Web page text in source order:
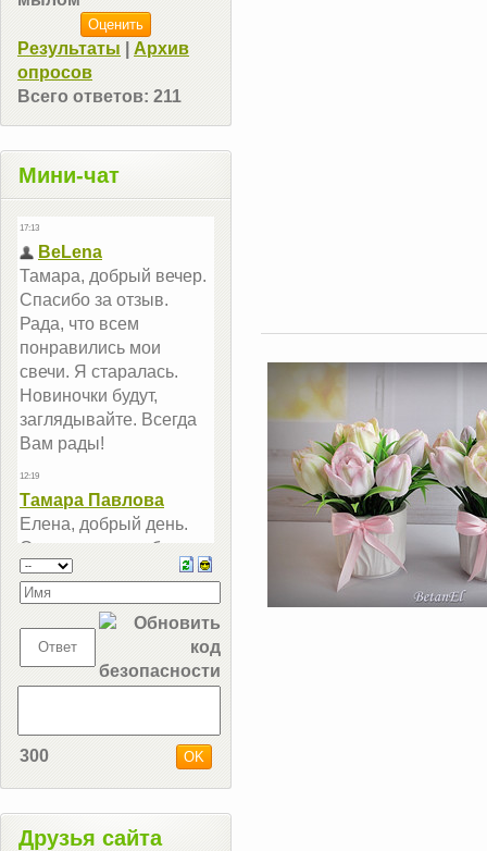
Результаты
Архив
опросов
Всего ответов: 211
Мини-чат
300
Друзья сайта